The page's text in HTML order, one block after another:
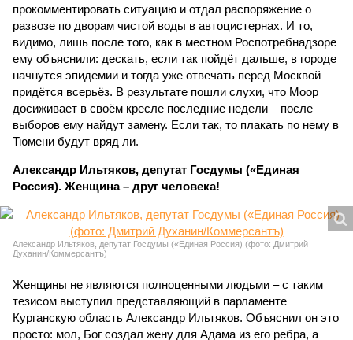
прокомментировать ситуацию и отдал распоряжение о
развозе по дворам чистой воды в автоцистернах. И то,
видимо, лишь после того, как в местном Роспотребнадзоре
ему объяснили: дескать, если так пойдёт дальше, в городе
начнутся эпидемии и тогда уже отвечать перед Москвой
придётся всерьёз. В результате пошли слухи, что Моор
досиживает в своём кресле последние недели – после
выборов ему найдут замену. Если так, то плакать по нему в
Тюмени будут вряд ли.
Александр Ильтяков, депутат Госдумы («Единая
Россия). Женщина – друг человека!
Александр Ильтяков, депутат Госдумы («Единая Россия) (фото: Дмитрий
Духанин/Коммерсантъ)
Женщины не являются полноценными людьми – с таким
тезисом выступил представляющий в парламенте
Курганскую область Александр Ильтяков. Объяснил он это
просто: мол, Бог создал жену для Адама из его ребра, а